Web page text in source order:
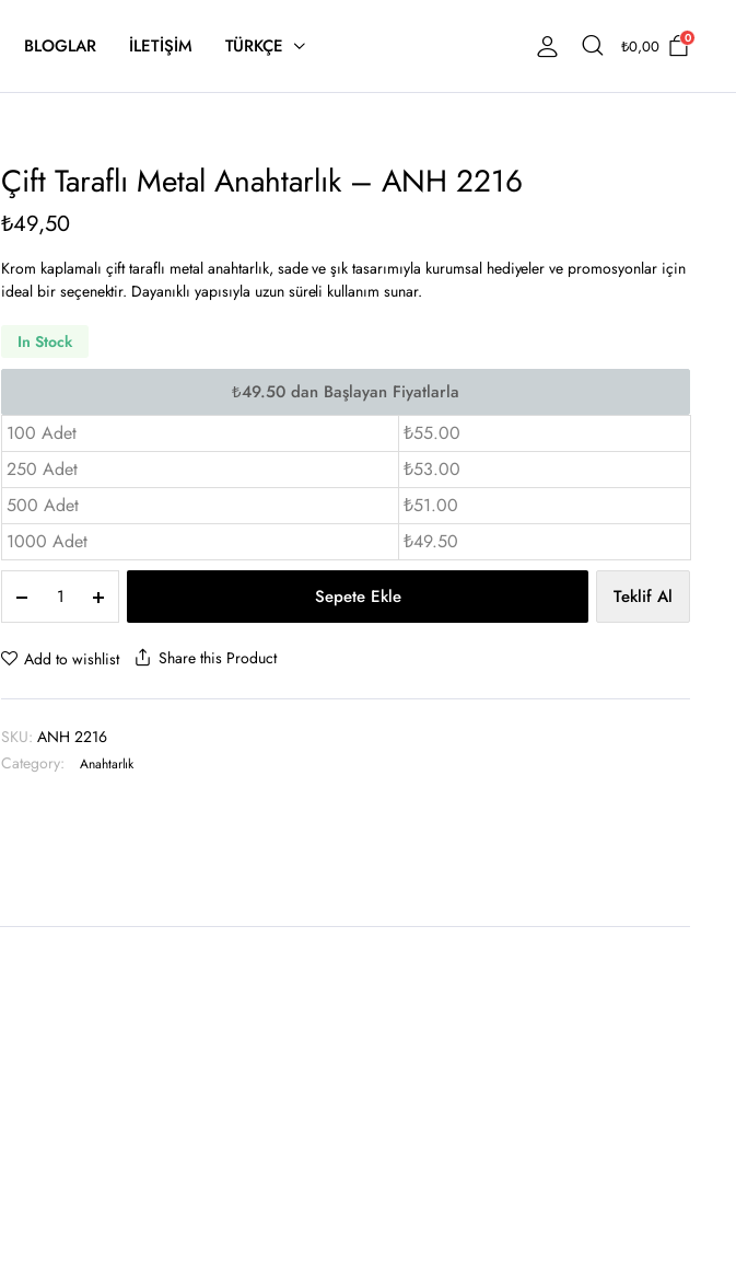
BLOGLAR İLETIŞIM TÜRKÇE ₺0,00 0
Çift Taraflı Metal Anahtarlık – ANH 2216
₺49,50
Krom kaplamalı çift taraflı metal anahtarlık, sade ve şık tasarımıyla kurumsal hediyeler ve promosyonlar için
ideal bir seçenektir. Dayanıklı yapısıyla uzun süreli kullanım sunar.
In Stock
100 Adet
₺55.00
250 Adet
₺53.00
500 Adet
₺51.00
1000 Adet
₺49.50
Taraflı
Metal
Anahtarlık
ANH
quantity
Sepete Ekle Teklif Al
Add to wishlist Share this Product
SKU: ANH 2216
Category:
Anahtarlık